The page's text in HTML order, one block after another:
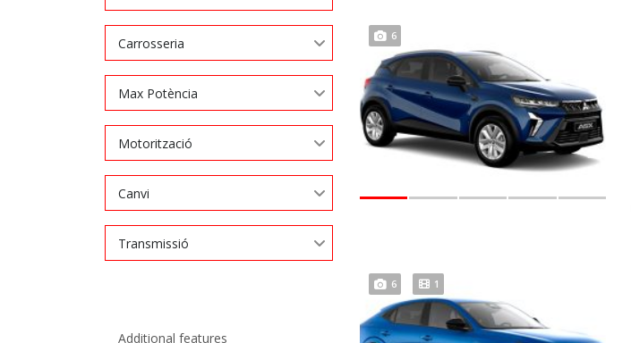
Carrosseria
Max Potència
Motorització
Canvi
Transmissió
6
6 1